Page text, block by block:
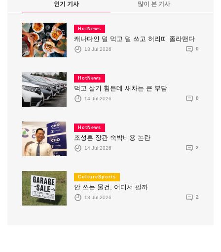
인기 기사 많이 본 기사
HotNews
캐나다인 덜 먹고 덜 쓰고 허리띠 졸라맨다
13 Jul 2026 0
HotNews
먹고 살기 힘든데 새차는 큰 부담
14 Jul 2026 0
HotNews
조성훈 장관 숙박비용 논란
14 Jul 2026 2
CultureSports
안 쓰는 물건, 어디서 팔까
13 Jul 2026 2